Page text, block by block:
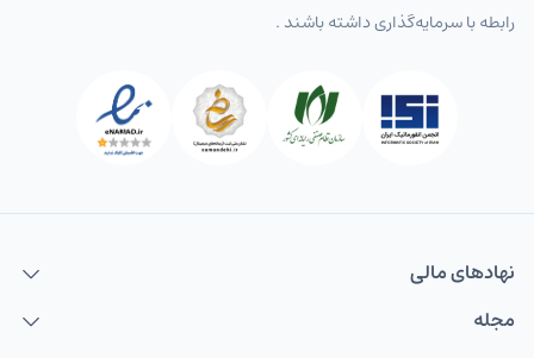
رابطه با سرمایه‌گذاری داشته باشند .
نهاد‌های مالی
مجله